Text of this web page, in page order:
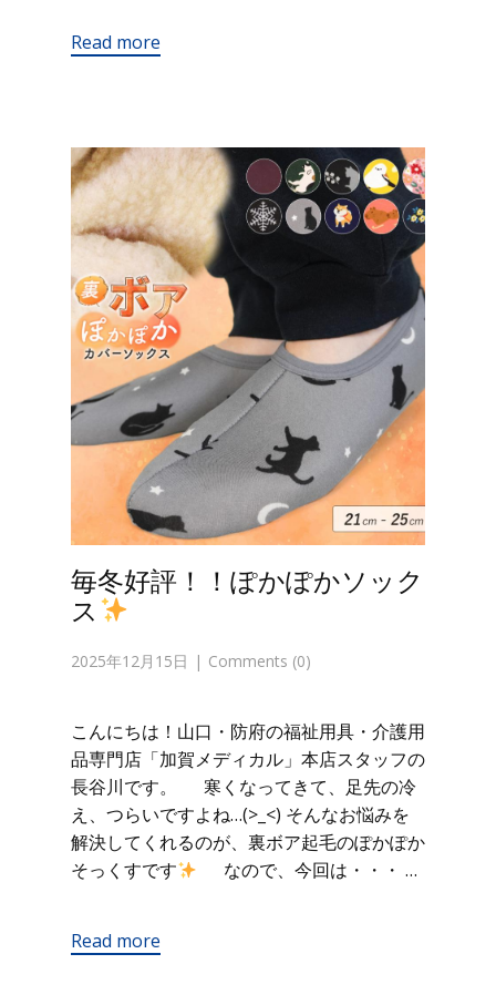
Read more
毎冬好評！！ぽかぽかソック
ス
2025年12月15日 Comments (0)
こんにちは！山口・防府の福祉用具・介護用
品専門店「加賀メディカル」本店スタッフの
長谷川です。 寒くなってきて、足先の冷
え、つらいですよね…(>_<) そんなお悩みを
解決してくれるのが、裏ボア起毛のぽかぽか
そっくすです
なので、今回は・・・ …
Read more